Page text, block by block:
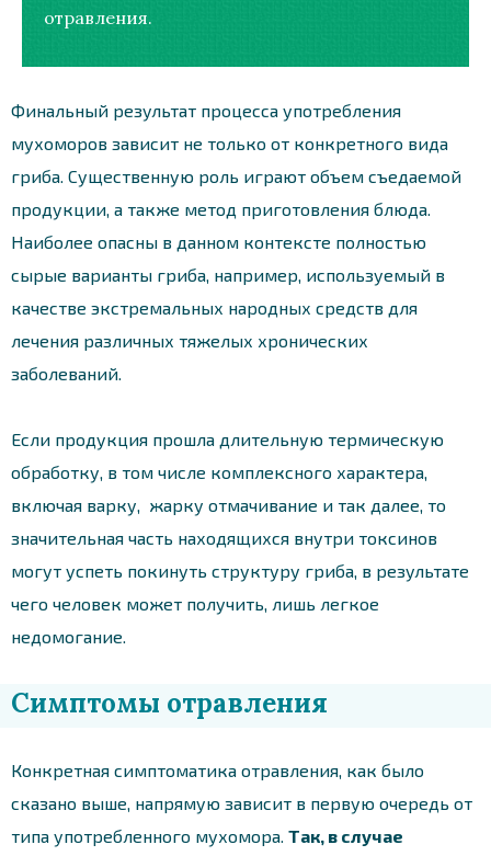
отравления.
Финальный результат процесса употребления
мухоморов зависит не только от конкретного вида
гриба. Существенную роль играют объем съедаемой
продукции, а также метод приготовления блюда.
Наиболее опасны в данном контексте полностью
сырые варианты гриба, например, используемый в
качестве экстремальных народных средств для
лечения различных тяжелых хронических
заболеваний.
Если продукция прошла длительную термическую
обработку, в том числе комплексного характера,
включая варку, жарку отмачивание и так далее, то
значительная часть находящихся внутри токсинов
могут успеть покинуть структуру гриба, в результате
чего человек может получить, лишь легкое
недомогание.
Симптомы отравления
Конкретная симптоматика отравления, как было
сказано выше, напрямую зависит в первую очередь от
типа употребленного мухомора. Так, в случае